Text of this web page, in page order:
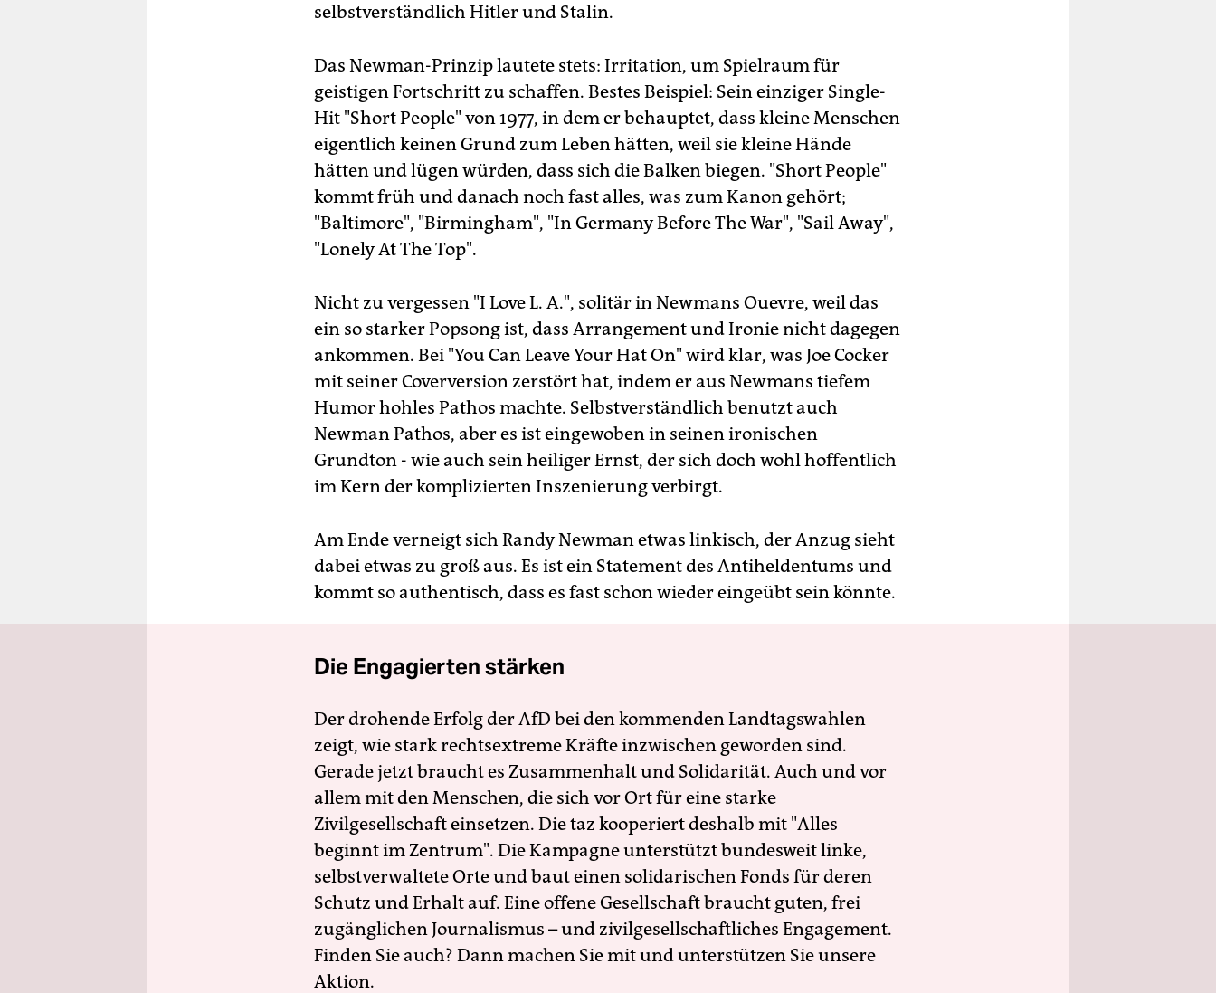
selbstverständlich Hitler und Stalin.
Das Newman-Prinzip lautete stets: Irritation, um Spielraum für
geistigen Fortschritt zu schaffen. Bestes Beispiel: Sein einziger Single-
Hit "Short People" von 1977, in dem er behauptet, dass kleine Menschen
eigentlich keinen Grund zum Leben hätten, weil sie kleine Hände
hätten und lügen würden, dass sich die Balken biegen. "Short People"
kommt früh und danach noch fast alles, was zum Kanon gehört;
"Baltimore", "Birmingham", "In Germany Before The War", "Sail Away",
"Lonely At The Top".
Nicht zu vergessen "I Love L. A.", solitär in Newmans Ouevre, weil das
ein so starker Popsong ist, dass Arrangement und Ironie nicht dagegen
ankommen. Bei "You Can Leave Your Hat On" wird klar, was Joe Cocker
mit seiner Coverversion zerstört hat, indem er aus Newmans tiefem
Humor hohles Pathos machte. Selbstverständlich benutzt auch
Newman Pathos, aber es ist eingewoben in seinen ironischen
Grundton - wie auch sein heiliger Ernst, der sich doch wohl hoffentlich
im Kern der komplizierten Inszenierung verbirgt.
Am Ende verneigt sich Randy Newman etwas linkisch, der Anzug sieht
dabei etwas zu groß aus. Es ist ein Statement des Antiheldentums und
kommt so authentisch, dass es fast schon wieder eingeübt sein könnte.
Die Engagierten stärken
Der drohende Erfolg der AfD bei den kommenden Landtagswahlen
zeigt, wie stark rechtsextreme Kräfte inzwischen geworden sind.
Gerade jetzt braucht es Zusammenhalt und Solidarität. Auch und vor
allem mit den Menschen, die sich vor Ort für eine starke
Zivilgesellschaft einsetzen. Die taz kooperiert deshalb mit "Alles
beginnt im Zentrum". Die Kampagne unterstützt bundesweit linke,
selbstverwaltete Orte und baut einen solidarischen Fonds für deren
Schutz und Erhalt auf. Eine offene Gesellschaft braucht guten, frei
zugänglichen Journalismus – und zivilgesellschaftliches Engagement.
Finden Sie auch? Dann machen Sie mit und unterstützen Sie unsere
Aktion.